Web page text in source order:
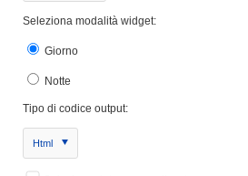
Seleziona modalità widget:
Giorno
Notte
Tipo di codice output:
Html